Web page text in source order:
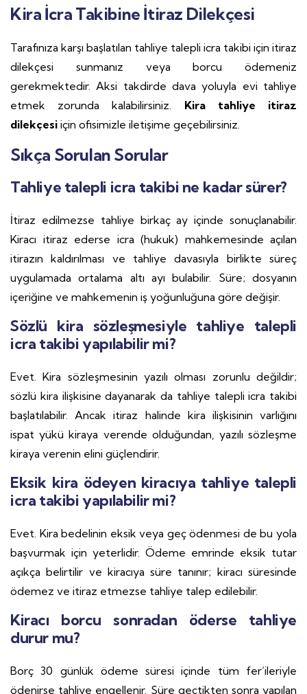
Kira İcra Takibine İtiraz Dilekçesi
Tarafınıza karşı başlatılan tahliye talepli icra takibi için itiraz
dilekçesi sunmanız veya borcu ödemeniz
gerekmektedir. Aksi takdirde dava yoluyla evi tahliye
etmek zorunda kalabilirsiniz. Kira tahliye itiraz
dilekçesi için ofisimizle iletişime geçebilirsiniz.
Sıkça Sorulan Sorular
Tahliye talepli icra takibi ne kadar sürer?
İtiraz edilmezse tahliye birkaç ay içinde sonuçlanabilir.
Kiracı itiraz ederse icra (hukuk) mahkemesinde açılan
itirazın kaldırılması ve tahliye davasıyla birlikte süreç
uygulamada ortalama altı ayı bulabilir. Süre; dosyanın
içeriğine ve mahkemenin iş yoğunluğuna göre değişir.
Sözlü kira sözleşmesiyle tahliye talepli
icra takibi yapılabilir mi?
Evet. Kira sözleşmesinin yazılı olması zorunlu değildir;
sözlü kira ilişkisine dayanarak da tahliye talepli icra takibi
başlatılabilir. Ancak itiraz halinde kira ilişkisinin varlığını
ispat yükü kiraya verende olduğundan, yazılı sözleşme
kiraya verenin elini güçlendirir.
Eksik kira ödeyen kiracıya tahliye talepli
icra takibi yapılabilir mi?
Evet. Kira bedelinin eksik veya geç ödenmesi de bu yola
başvurmak için yeterlidir. Ödeme emrinde eksik tutar
açıkça belirtilir ve kiracıya süre tanınır; kiracı süresinde
ödemez ve itiraz etmezse tahliye talep edilebilir.
Kiracı borcu sonradan öderse tahliye
durur mu?
Borç 30 günlük ödeme süresi içinde tüm fer’ileriyle
ödenirse tahliye engellenir. Süre geçtikten sonra yapılan